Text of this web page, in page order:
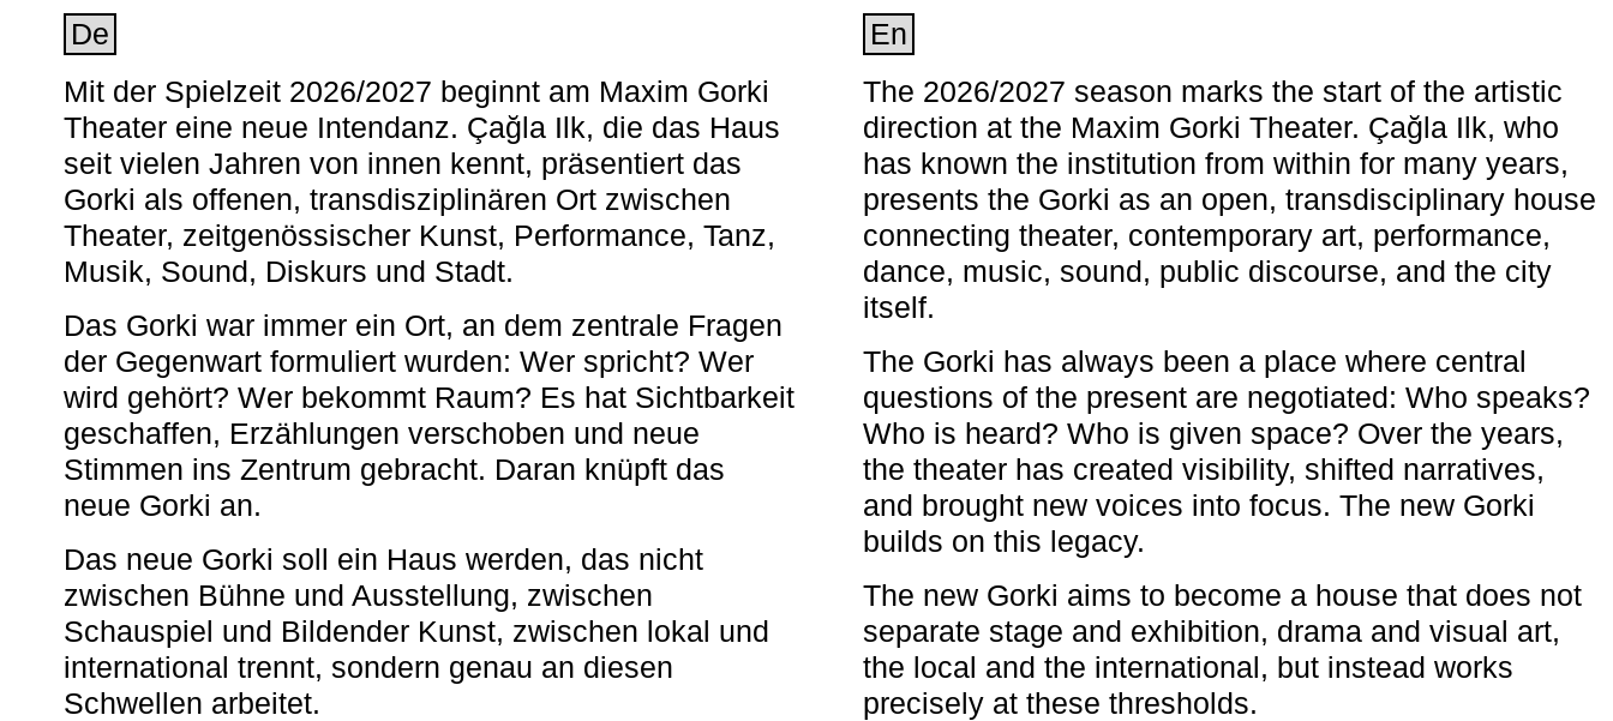
De
Mit der Spielzeit 2026/2027 beginnt am Maxim Gorki
Theater eine neue Intendanz. Çağla Ilk, die das Haus
seit vielen Jahren von innen kennt, präsentiert das
Gorki als offenen, transdisziplinären Ort zwischen
Theater, zeitgenössischer Kunst, Performance, Tanz,
Musik, Sound, Diskurs und Stadt.
Das Gorki war immer ein Ort, an dem zentrale Fragen
der Gegenwart formuliert wurden: Wer spricht? Wer
wird gehört? Wer bekommt Raum? Es hat Sichtbarkeit
geschaffen, Erzählungen verschoben und neue
Stimmen ins Zentrum gebracht. Daran knüpft das
neue Gorki an.
Das neue Gorki soll ein Haus werden, das nicht
zwischen Bühne und Ausstellung, zwischen
Schauspiel und Bildender Kunst, zwischen lokal und
international trennt, sondern genau an diesen
Schwellen arbeitet.
En
The 2026/2027 season marks the start of the artistic
direction at the Maxim Gorki Theater. Çağla Ilk, who
has known the institution from within for many years,
presents the Gorki as an open, transdisciplinary house
connecting theater, contemporary art, performance,
dance, music, sound, public discourse, and the city
itself.
The Gorki has always been a place where central
questions of the present are negotiated: Who speaks?
Who is heard? Who is given space? Over the years,
the theater has created visibility, shifted narratives,
and brought new voices into focus. The new Gorki
builds on this legacy.
The new Gorki aims to become a house that does not
separate stage and exhibition, drama and visual art,
the local and the international, but instead works
precisely at these thresholds.